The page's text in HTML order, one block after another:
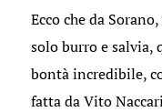
Ecco che da
solo burro e salvia,
bontà incredibile,
fatta da Vito